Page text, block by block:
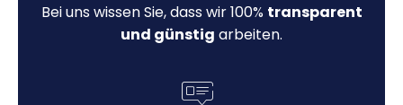
Bei uns wissen Sie, dass wir 100% transparent
und günstig arbeiten.